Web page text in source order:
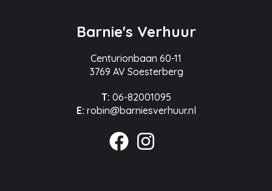
Barnie's Verhuur
Centurionbaan 60-11
3769 AV Soesterberg
T: 06-82001095
E: robin@barniesverhuur.nl